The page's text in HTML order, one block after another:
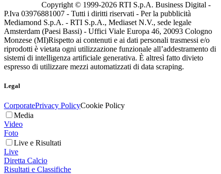
Copyright © 1999-2026 RTI S.p.A. Business Digital -
P.Iva 03976881007 - Tutti i diritti riservati - Per la pubblicità
Mediamond S.p.A. - RTI S.p.A., Mediaset N.V., sede legale
Amsterdam (Paesi Bassi) - Uffici Viale Europa 46, 20093 Cologno
Monzese (MI)Rispetto ai contenuti e ai dati personali trasmessi e/o
riprodotti è vietata ogni utilizzazione funzionale all’addestramento di
sistemi di intelligenza artificiale generativa. È altresì fatto divieto
espresso di utilizzare mezzi automatizzati di data scraping.
Legal
CorporatePrivacy PolicyCookie Policy
Media
Video
Foto
Live e Risultati
Live
Diretta Calcio
Risultati e Classifiche